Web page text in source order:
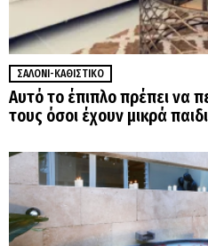
ΣΑΛΌΝΙ-ΚΑΘΙΣΤΙΚΌ
Αυτό το έπιπλο πρέπει να
τους όσοι έχουν μικρά